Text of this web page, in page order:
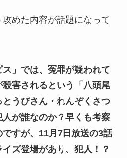
めた内容が話題になって
」では、冤罪が疑われて
害されるという「八頭尾
うびさん・れんぞくさつ
人が誰なのか？早くも考察
すが、11月7日放送の3話
ズ登場があり、犯人！？